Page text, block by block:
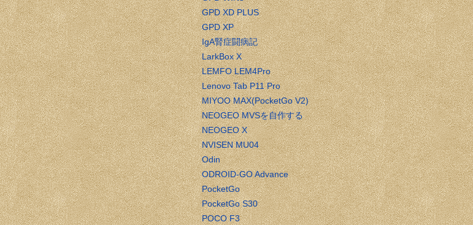
GPD XD PLUS
GPD XP
IgA腎症闘病記
LarkBox X
LEMFO LEM4Pro
Lenovo Tab P11 Pro
MIYOO MAX(PocketGo V2)
NEOGEO MVSを自作する
NEOGEO X
NVISEN MU04
Odin
ODROID-GO Advance
PocketGo
PocketGo S30
POCO F3